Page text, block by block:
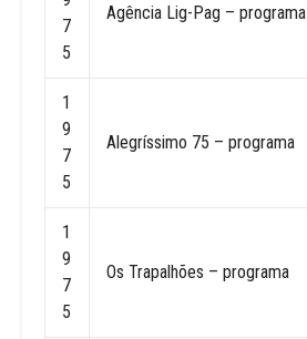
7
5
Agência Lig-Pag – programa
1
9
7
5
Alegríssimo 75 – programa
1
9
7
5
Os Trapalhões – programa